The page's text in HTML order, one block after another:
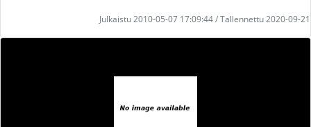
Julkaistu 2010-05-07 17:09:44 / Tallennettu 2020-09-21